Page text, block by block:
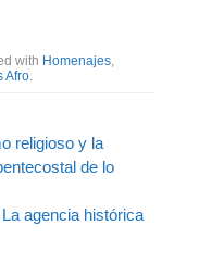
with Homenajes
Afro
religioso y la
de lo
agencia histórica